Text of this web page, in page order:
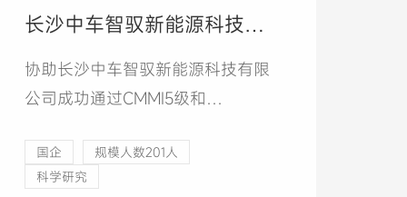
长沙中车智驭新能源科技有
ISO（27001,20000）体系咨
询、认证采购项目
协助长沙中车智驭新能源科技有限
公司成功通过CMMI5级和
估，获得CMMI5级和
ISO（27001,20000）体系证书。
国企
规模人数201人
科学研究